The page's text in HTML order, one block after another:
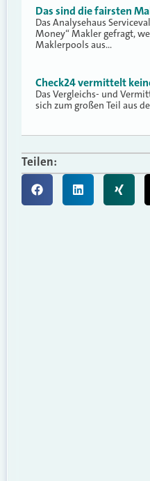
Das sind die fairsten
Das Analysehaus
Money“ Makler gefragt,
Maklerpools aus…
Check24 vermittelt
Das Vergleichs- und
sich zum großen Teil aus
Teilen: